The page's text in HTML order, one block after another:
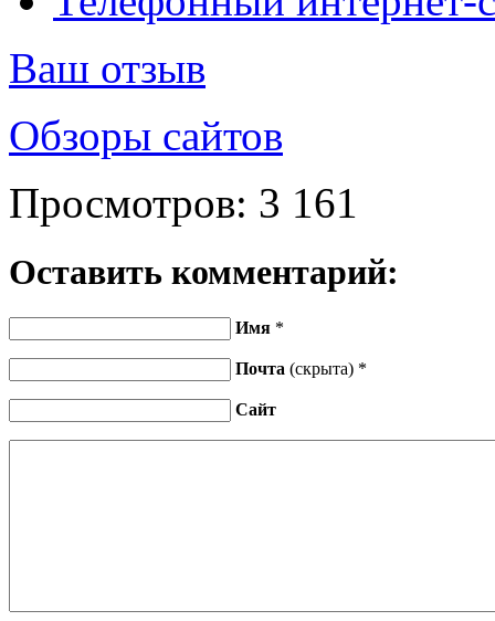
Ваш отзыв
Обзоры сайтов
Просмотров: 3 161
Оставить комментарий:
Имя *
Почта (скрыта) *
Сайт